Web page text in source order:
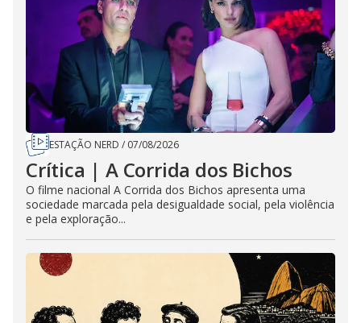
ESTAÇÃO NERD / 07/08/2026
Crítica | A Corrida dos Bichos
O filme nacional A Corrida dos Bichos apresenta uma
sociedade marcada pela desigualdade social, pela violência
e pela exploração...